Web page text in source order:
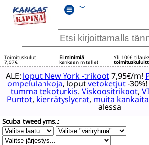
﹀
Toimituskulut
7,97€
Ei minimiä
kankaan mitalle!
Yli 100€
ALE: loput New York -trikoot7,95€/m!
ompelulankoja, loputvetoketjut-
tumma tekoturkis. Viskoositrikoot,
Puntot,kierrätyslycrat,muita kankaita
alessa
Scuba, tweed yms..: